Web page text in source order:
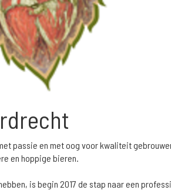
passie en met oog voor kwaliteit
en hoppige bieren.
is begin 2017 de stap naar een